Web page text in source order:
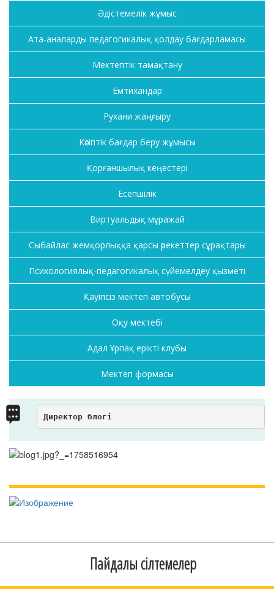
Әдістемелік жұмыс
Ата-аналарды педагогикалық қолдау бағдарламасы
Мектептік тамақтану
Емтихандар
Рухани жаңғыру
Кәсіптік бағдар беру жұмысы
Қорғаншылық кеңестері
Есепшілік
Виртуальдық мұражай
Сыбайлас жемқорлыққа қарсы әрекеттер сұрақтары
Психологиялық-педагогикалық сүйемелдеу қызметі
Қауіпсіз мектеп автобусы
Оқу мектебі
Адал Ұрпақ ерікті клубы
Мектеп формасы
Директор блогі
Пайдалы сілтемелер